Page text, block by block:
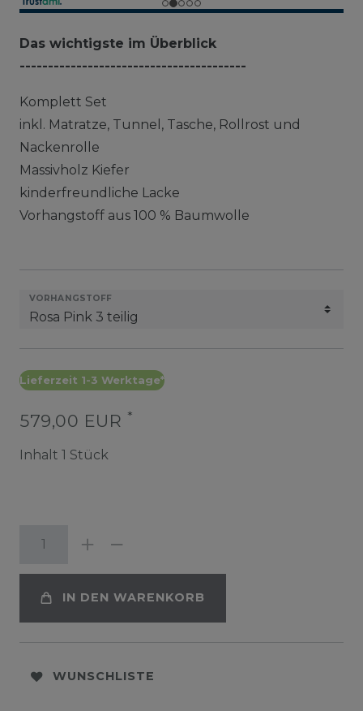
Das wichtigste im Überblick
----------------------------------------
Komplett Set
inkl. Matratze, Tunnel, Tasche, Rollrost und
Nackenrolle
Massivholz Kiefer
kinderfreundliche Lacke
Vorhangstoff aus 100 % Baumwolle
VORHANGSTOFF
Lieferzeit 1-3 Werktage*
579,00 EUR *
Inhalt 1 Stück
IN DEN WARENKORB
WUNSCHLISTE